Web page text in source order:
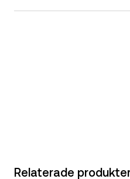
Relaterade